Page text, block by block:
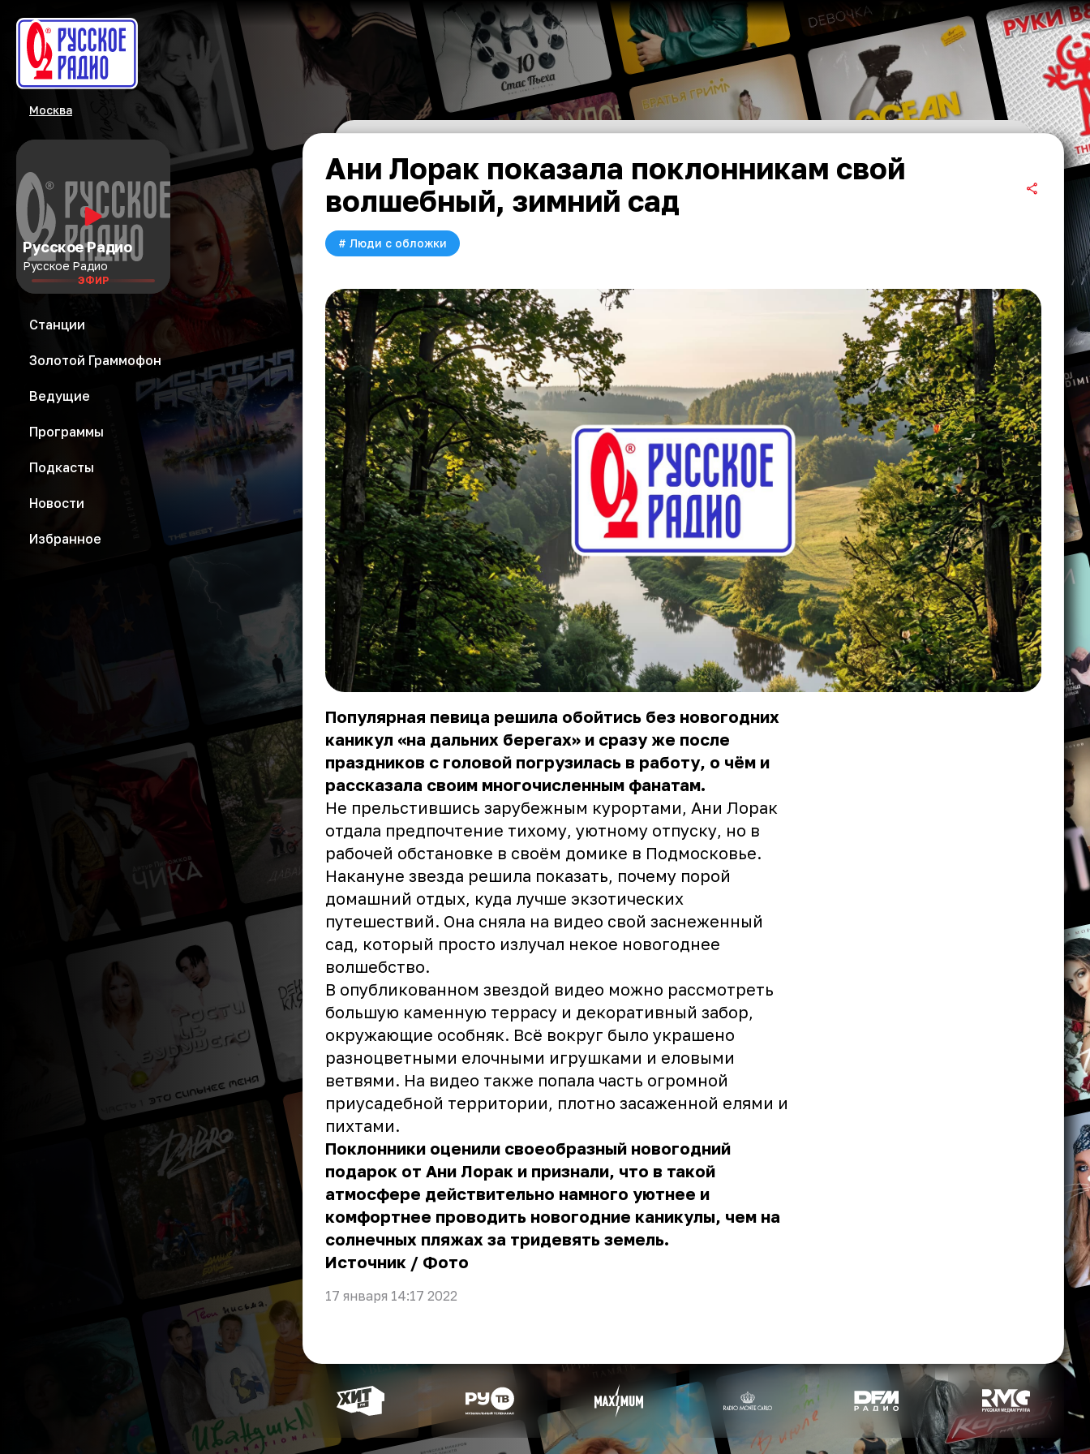
Москва
Русское Радио
Русское Радио
ЭФИР
Станции
Золотой Граммофон
Ведущие
Программы
Подкасты
Новости
Избранное
Ани Лорак показала поклонникам свой
волшебный, зимний сад
# Люди с обложки
Популярная певица решила обойтись без новогодних
каникул «на дальних берегах» и сразу же после
праздников с головой погрузилась в работу, о чём и
рассказала своим многочисленным фанатам.
Не прельстившись зарубежным курортами, Ани Лорак
отдала предпочтение тихому, уютному отпуску, но в
рабочей обстановке в своём домике в Подмосковье.
Накануне звезда решила показать, почему порой
домашний отдых, куда лучше экзотических
путешествий. Она сняла на видео свой заснеженный
сад, который просто излучал некое новогоднее
волшебство.
В опубликованном звездой видео можно рассмотреть
большую каменную террасу и декоративный забор,
окружающие особняк. Всё вокруг было украшено
разноцветными елочными игрушками и еловыми
ветвями. На видео также попала часть огромной
приусадебной территории, плотно засаженной елями и
пихтами.
Поклонники оценили своеобразный новогодний
подарок от Ани Лорак и признали, что в такой
атмосфере действительно намного уютнее и
комфортнее проводить новогодние каникулы, чем на
солнечных пляжах за тридевять земель.
Источник / Фото
17 января 14:17 2022